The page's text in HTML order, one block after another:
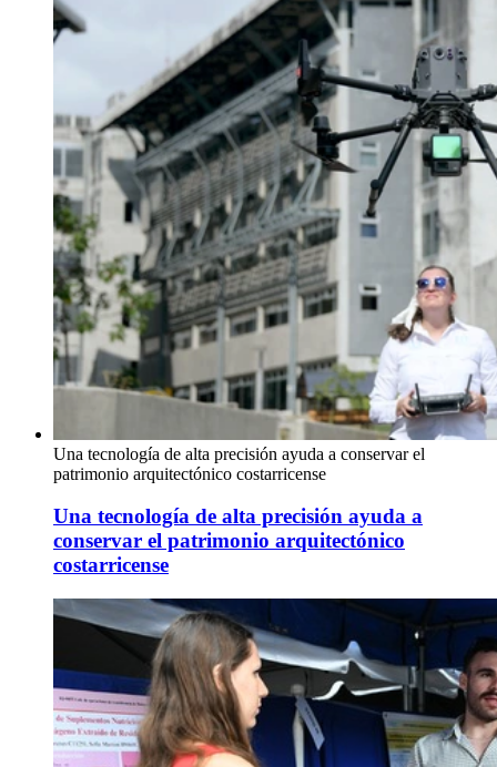
Una tecnología de alta precisión ayuda a conservar el
patrimonio arquitectónico costarricense
Una tecnología de alta precisión ayuda a
conservar el patrimonio arquitectónico
costarricense